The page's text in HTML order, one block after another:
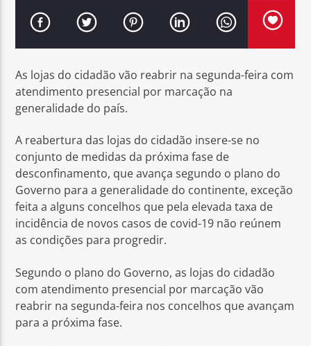
EMOÇÕES
Rádio No ar
As lojas do cidadão vão reabrir na segunda-feira com
atendimento presencial por marcação na
generalidade do país.
A reabertura das lojas do cidadão insere-se no
conjunto de medidas da próxima fase de
desconfinamento, que avança segundo o plano do
Governo para a generalidade do continente, exceção
feita a alguns concelhos que pela elevada taxa de
incidência de novos casos de covid-19 não reúnem
as condições para progredir.
Segundo o plano do Governo, as lojas do cidadão
com atendimento presencial por marcação vão
reabrir na segunda-feira nos concelhos que avançam
para a próxima fase.